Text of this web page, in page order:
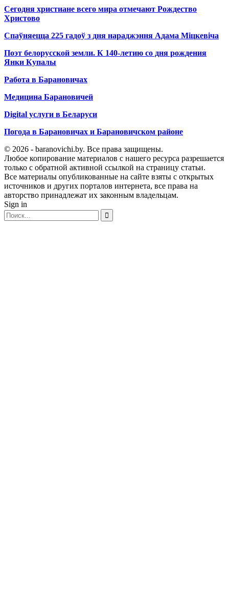
Сегодня христиане всего мира отмечают Рождество
Христово
Спаўняецца 225 гадоў з дня нараджэння Адама Міцкевіча
Поэт белорусской земли. К 140-летию со дня рождения
Янки Купалы
Работа в Барановичах
Медицина Барановичей
Digital услуги в Беларуси
Погода в Барановичах и Барановичском районе
© 2026 - baranovichi.by. Все права защищены.
Любое копирование материалов с нашего ресурса разрешается
только с обратной активной ссылкой на страницу статьи.
Все материалы опубликованные на сайте взяты с открытых
источников и других порталов интернета, все права на
авторство принадлежат их законным владельцам.
Sign in